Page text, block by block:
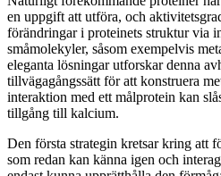
en uppgift att utföra, och
förändringar i proteinets struktur via
småmolekyler, såsom exempelvis
eleganta lösningar utforskar denna
tillvägagångssätt för att konstruera
interaktion med ett målprotein kan
tillgång till kalcium.
Den första strategin kretsar kring att
som redan kan känna igen och